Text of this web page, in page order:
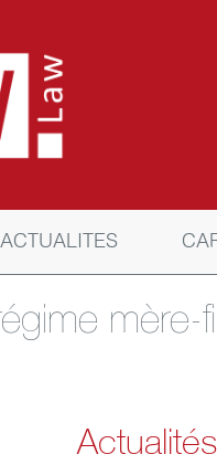
ACTUALITES
mère-
Actualités